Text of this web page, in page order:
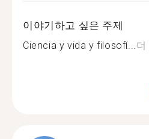
이야기하고 싶은 주제
Ciencia y vida y filosofí...더